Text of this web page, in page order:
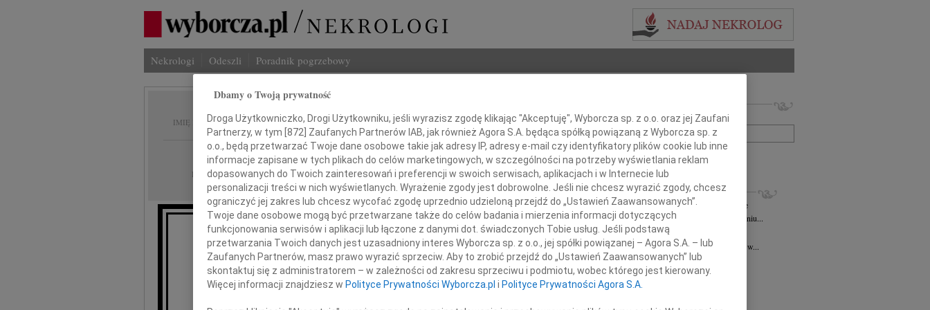
Nekrologi Odeszli Poradnik pogrzebowy
IMIĘ I NAZWISKO: Henryk Kazimierz Kasprzyk
REGION: Kielce
DATA EMISJI: 24.08.2011
Składam wyrazy współczucia i podziękowania
Rodzinie, Przyjaciołom, Sąsiadom
Imię i nazwisko lub numer ogłoszenia:
+ szukanie zaawansowane
INNE NEKROLOGI
Krzysztof Niespodzianski10.11.2025
Kielce
Z ogromnym smutkiem informujemy, że w dniu...
Edmund Niziurski11.07.2025
W dniu 13 lipca 2025 roku o godzinie 18.00 w...
Maria Bałuka-Horecka05.03.2025
Serdeczne podziękowania Wszystkim,...
17.02.2025Kielce
Dbamy o Twoją prywatność
Droga Użytkowniczko, Drogi Użytkowniku, jeśli wyrazisz zgodę klikając "Akceptuję", Wyborcza sp. z o.o. oraz jej Zaufani
Partnerzy, w tym [ 872 ] Zaufanych Partnerów IAB, jak również Agora S.A. będąca spółką powiązaną z Wyborcza sp. z
o.o., będą przetwarzać Twoje dane osobowe takie jak adresy IP, adresy e-mail czy identyfikatory plików cookie lub inne
informacje zapisane w tych plikach do celów marketingowych, w szczególności na potrzeby wyświetlania reklam
dopasowanych do Twoich zainteresowań i preferencji w swoich serwisach, aplikacjach i w Internecie lub
personalizacji treści w nich wyświetlanych. Wyrażenie zgody jest dobrowolne. Jeśli nie chcesz wyrazić zgody, chcesz
ograniczyć jej zakres lub chcesz wycofać zgodę uprzednio udzieloną przejdź do „Ustawień Zaawansowanych”.
Twoje dane osobowe mogą być przetwarzane także do celów badania i mierzenia informacji dotyczących
funkcjonowania serwisów i aplikacji lub łączone z danymi dot. świadczonych Tobie usług. Jeśli podstawą
przetwarzania Twoich danych jest uzasadniony interes Wyborcza sp. z o.o., jej spółki powiązanej – Agora S.A. – lub
Zaufanych Partnerów, masz prawo wyrazić sprzeciw. Aby to zrobić przejdź do „Ustawień Zaawansowanych” lub
skontaktuj się z administratorem – w zależności od zakresu sprzeciwu i podmiotu, wobec którego jest kierowany.
Więcej informacji znajdziesz w Polityce Prywatności Wyborcza.pl i Polityce Prywatności Agora S.A.